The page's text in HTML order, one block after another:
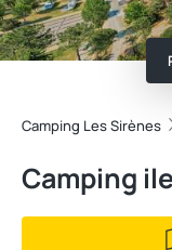
Camping Les Sirènes
Camping